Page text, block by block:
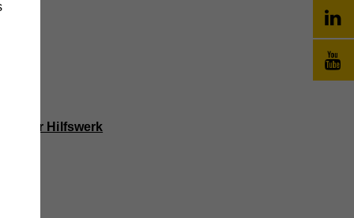
Hilfswerk